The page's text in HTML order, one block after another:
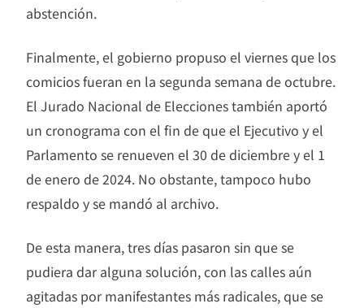
abstención.
Finalmente, el gobierno propuso el viernes que los
comicios fueran en la segunda semana de octubre.
El Jurado Nacional de Elecciones también aportó
un cronograma con el fin de que el Ejecutivo y el
Parlamento se renueven el 30 de diciembre y el 1
de enero de 2024. No obstante, tampoco hubo
respaldo y se mandó al archivo.
De esta manera, tres días pasaron sin que se
pudiera dar alguna solución, con las calles aún
agitadas por manifestantes más radicales, que se